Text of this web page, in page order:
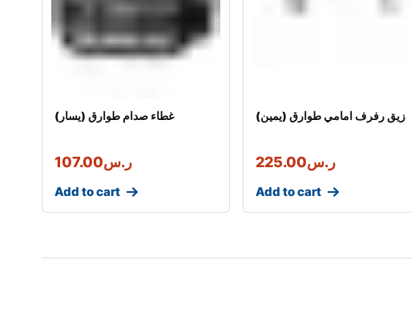
غطاء صدام طوارق (يسار)
ر.س107.00
Add to cart
زيق رفرف امامي طوارق (يمين)
ر.س225.00
Add to cart